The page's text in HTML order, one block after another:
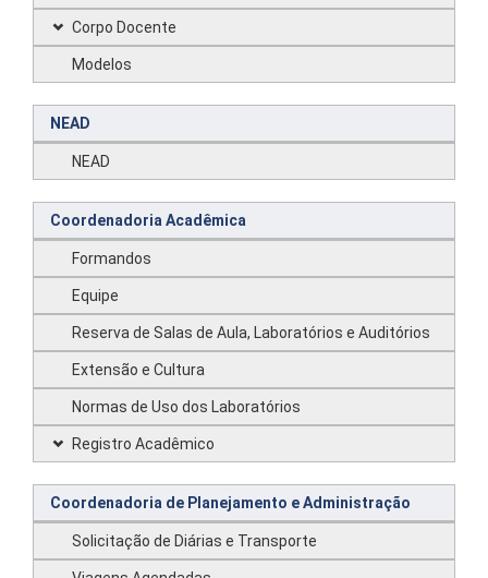
Corpo Docente
Modelos
NEAD
NEAD
Coordenadoria Acadêmica
Formandos
Equipe
Reserva de Salas de Aula, Laboratórios e Auditórios
Extensão e Cultura
Normas de Uso dos Laboratórios
Registro Acadêmico
Coordenadoria de Planejamento e Administração
Solicitação de Diárias e Transporte